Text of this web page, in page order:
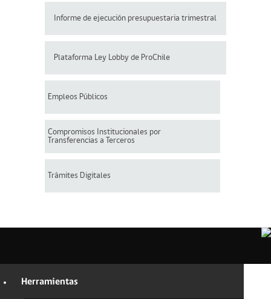
Informe de ejecución presupuestaria trimestral
Plataforma Ley Lobby de ProChile
Empleos Públicos
Compromisos Institucionales por
Transferencias a Terceros
Trámites Digitales
Herramientas